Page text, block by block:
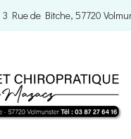
3 Rue de Bitche, 57720